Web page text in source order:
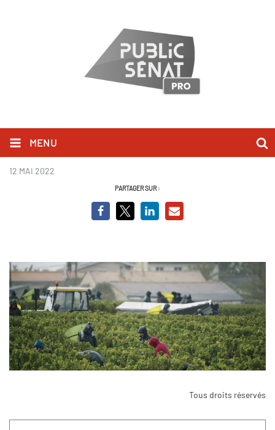
MENU
Les raisins de la misère.PNG
12 MAI 2022
PARTAGER SUR :
Tous droits réservés